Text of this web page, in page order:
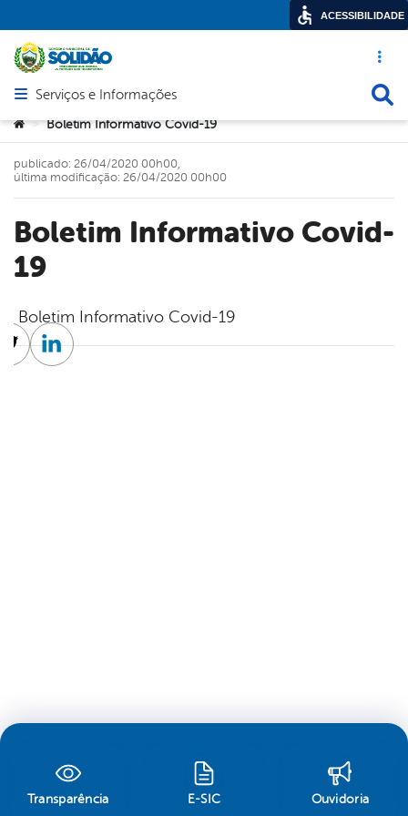
Acesso
Abrir menu principal de navegação
Serviços e Informações
Você está aqui:
> Boletim Informativo Covid-19
Boletim Informativo Covid-
19
publicado: 26/04/2020 00h00,
última modificação: 26/04/2020 00h00
Boletim Informativo Covid-19
TwitterLinkedin
Transparência E-SIC Ouvidoria
ACESSIBILIDADE